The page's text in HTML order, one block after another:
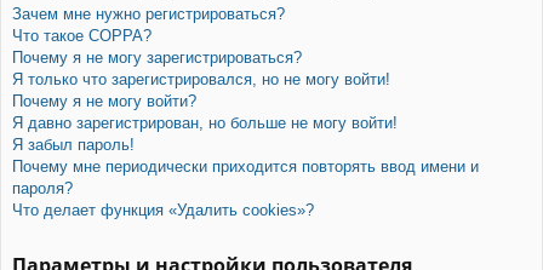
Зачем мне нужно регистрироваться?
Что такое COPPA?
Почему я не могу зарегистрироваться?
Я только что зарегистрировался, но не могу войти!
Почему я не могу войти?
Я давно зарегистрирован, но больше не могу войти!
Я забыл пароль!
Почему мне периодически приходится повторять ввод имени и
пароля?
Что делает функция «Удалить cookies»?